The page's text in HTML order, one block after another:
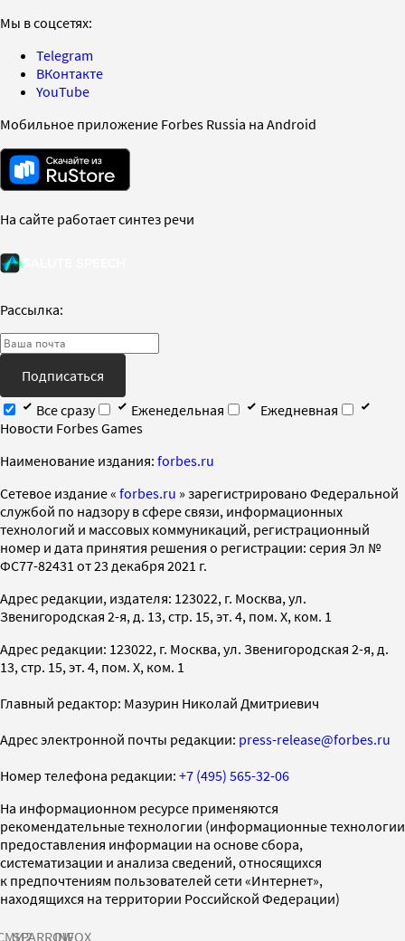
Мы в соцсетях:
Telegram
ВКонтакте
YouTube
Мобильное приложение Forbes Russia на Android
На сайте работает синтез речи
Рассылка:
Подписаться
Все сразу
Еженедельная
Ежедневная
Новости Forbes Games
Наименование издания: forbes.ru
Cетевое издание « forbes.ru » зарегистрировано Федеральной
службой по надзору в сфере связи, информационных
технологий и массовых коммуникаций, регистрационный
номер и дата принятия решения о регистрации: серия Эл №
ФС77-82431 от 23 декабря 2021 г.
Адрес редакции, издателя: 123022, г. Москва, ул.
Звенигородская 2-я, д. 13, стр. 15, эт. 4, пом. X, ком. 1
Адрес редакции: 123022, г. Москва, ул. Звенигородская 2-я, д.
13, стр. 15, эт. 4, пом. X, ком. 1
Главный редактор: Мазурин Николай Дмитриевич
Адрес электронной почты редакции: press-release@forbes.ru
Номер телефона редакции: +7 (495) 565-32-06
На информационном ресурсе применяются
рекомендательные технологии (информационные технологии
предоставления информации на основе сбора,
систематизации и анализа сведений, относящихся
к предпочтениям пользователей сети «Интернет»,
находящихся на территории Российской Федерации)
SPARROWINFOX